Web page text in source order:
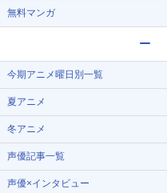
無料マンガ
今期アニメ曜日別一覧
夏アニメ
冬アニメ
声優記事一覧
声優×インタビュー